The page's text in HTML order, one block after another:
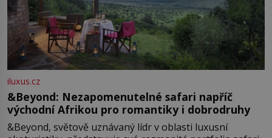
iluxus.cz
&Beyond: Nezapomenutelné safari napříč
východní Afrikou pro romantiky i dobrodruhy
&Beyond, světově uznávaný lídr v oblasti luxusní